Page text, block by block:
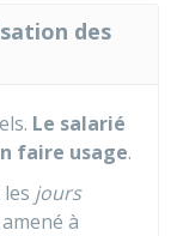
des
Le salarié
faire usage.
jours
à